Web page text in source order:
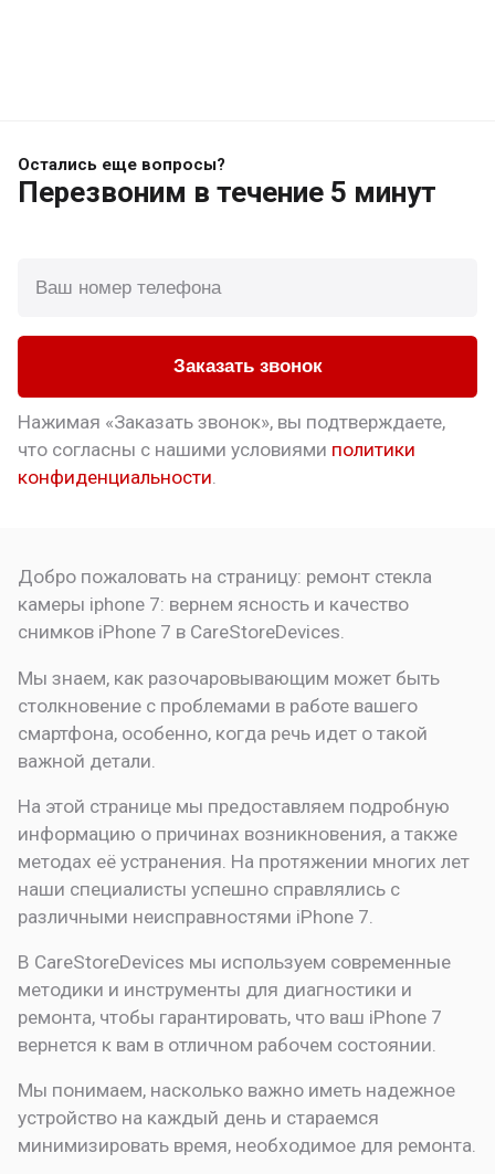
Остались еще вопросы?
Перезвоним в течение 5 минут
Заказать звонок
Нажимая «Заказать звонок», вы подтверждаете,
что согласны с нашими условиями политики
конфиденциальности.
Добро пожаловать на страницу: ремонт стекла
камеры iphone 7: вернем ясность и качество
снимков iPhone 7 в CareStoreDevices.
Мы знаем, как разочаровывающим может быть
столкновение с проблемами в работе вашего
смартфона, особенно, когда речь идет о такой
важной детали.
На этой странице мы предоставляем подробную
информацию о причинах возникновения, а также
методах её устранения. На протяжении многих лет
наши специалисты успешно справлялись с
различными неисправностями iPhone 7.
В CareStoreDevices мы используем современные
методики и инструменты для диагностики и
ремонта, чтобы гарантировать, что ваш iPhone 7
вернется к вам в отличном рабочем состоянии.
Мы понимаем, насколько важно иметь надежное
устройство на каждый день и стараемся
минимизировать время, необходимое для ремонта.